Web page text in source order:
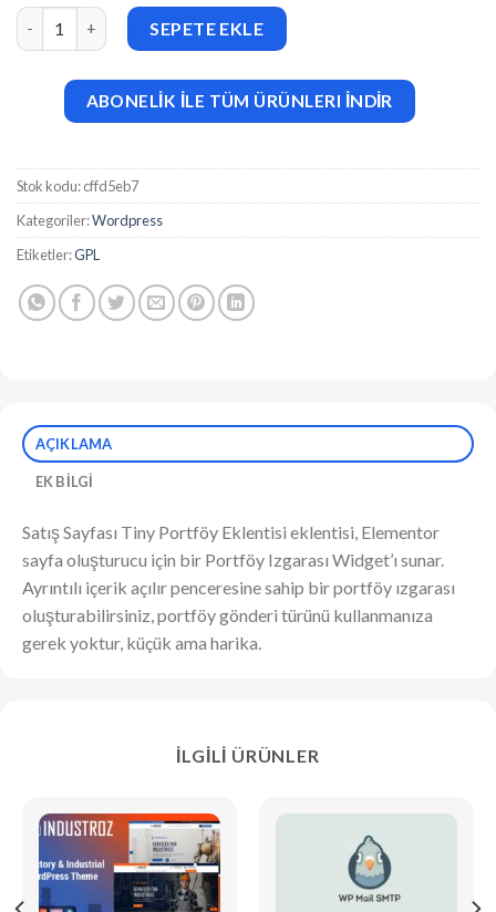
Tiny Portfolio Widget For Elementor v1.0.7.4 adet
SEPETE EKLE
ABONELİK İLE TÜM ÜRÜNLERI İNDİR
Stok kodu:cffd5eb7
Kategoriler:Wordpress
Etiketler:GPL
AÇIKLAMA
EK BILGI
Satış Sayfası Tiny Portföy Eklentisi eklentisi, Elementor
sayfa oluşturucu için bir Portföy Izgarası Widget’ı sunar.
Ayrıntılı içerik açılır penceresine sahip bir portföy ızgarası
oluşturabilirsiniz, portföy gönderi türünü kullanmanıza
gerek yoktur, küçük ama harika.
İLGILI ÜRÜNLER